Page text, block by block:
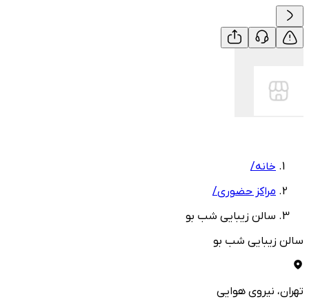
خانه/
مراکز حضوری/
سالن زیبایی شب بو
سالن زیبایی شب بو
تهران، نیروی هوایی